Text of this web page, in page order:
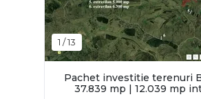
1 /13
Pachet investitie terenuri
37.839 mp | 12.039 mp